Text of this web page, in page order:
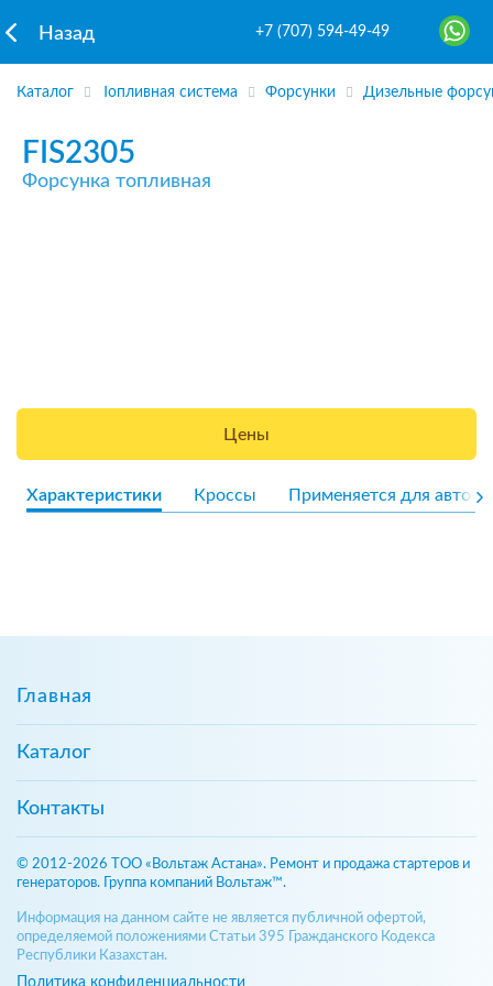
Назад +7 (707) 594-49-49
Каталог Топливная система Форсунки Дизельные
FIS2305
Форсунка топливная
Цены
Характеристики Кроссы Применяется для авто
Главная
Каталог
Контакты
© 2012-2026 ТОО «Вольтаж Астана». Ремонт и продажа стартеров и
генераторов. Группа компаний Вольтаж™.
Информация на данном сайте не является публичной офертой,
определяемой положениями Статьи 395 Гражданского Кодекса
Республики Казахстан.
Политика конфиденциальности